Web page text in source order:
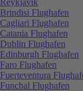
Brindisi Flughafen
Cagliari Flughafen
Catania Flughafen
Dublin Flughafen
Edinburgh Flughafen
Faro Flughafen
Fuerteventura
Funchal Flughafen